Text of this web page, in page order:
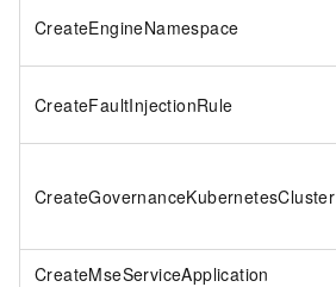
CreateEngineNamespace
CreateFaultInjectionRule
CreateGovernanceKubernetesCluster
CreateMseServiceApplication